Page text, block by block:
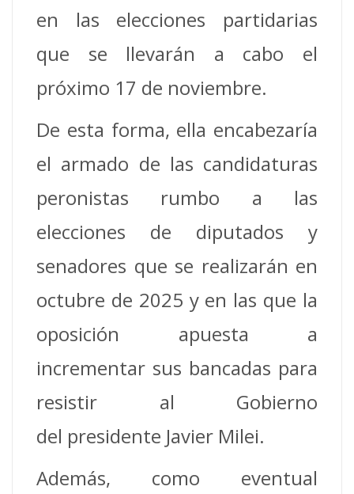
en las elecciones partidarias
que se llevarán a cabo el
próximo 17 de noviembre.
De esta forma, ella encabezaría
el armado de las candidaturas
peronistas rumbo a las
elecciones de diputados y
senadores que se realizarán en
octubre de 2025 y en las que la
oposición apuesta a
incrementar sus bancadas para
resistir al Gobierno
del presidente Javier Milei.
Además, como eventual